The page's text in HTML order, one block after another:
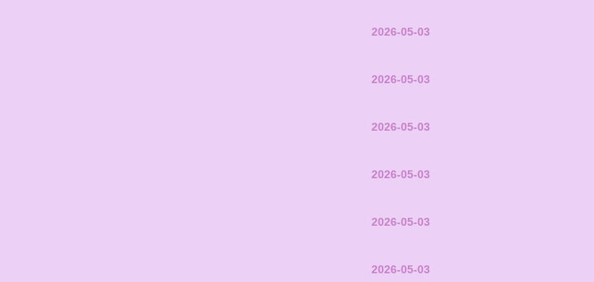
2026-05-03
2026-05-03
2026-05-03
2026-05-03
2026-05-03
2026-05-03